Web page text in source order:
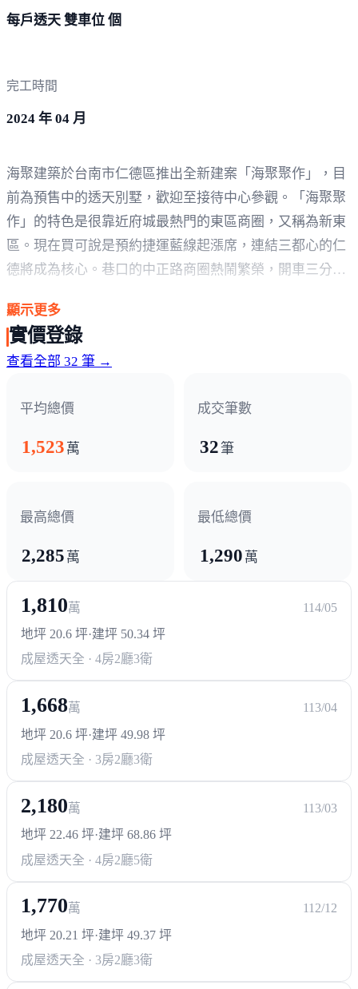
每戶透天 雙車位 個
完工時間
2024 年 04 月
海聚建築於台南市仁德區推出全新建案「海聚聚作」，目
前為預售中的透天別墅，歡迎至接待中心參觀。「海聚聚
作」的特色是很靠近府城最熱門的東區商圈，又稱為新東
區。現在買可說是預約捷運藍線起漲席，連結三都心的仁
德將成為核心。巷口的中正路商圈熱鬧繁榮，開車三分鐘
「海聚聚作」為預售中的透天別墅，全案共計18戶人家。
每戶建坪48～67坪、地坪20～27坪、面寬5.5～7.9米、房
數規劃為4～5房，樓高層、坐向為南北向、一樓可停雙
本廚具與LEICHT德國原裝廚具打造您優雅的家。精益求
精的房子，期望每個細節都力求完美，「海聚聚作」歡迎
顯示更多
實價登錄
查看全部 32 筆 →
平均總價
1,523 萬
成交筆數
32筆
最高總價
2,285 萬
最低總價
1,290 萬
1,810萬
114/05
地坪 20.6 坪·建坪 50.34 坪
成屋透天全 · 4房2廳3衛
1,668萬
113/04
地坪 20.6 坪·建坪 49.98 坪
成屋透天全 · 3房2廳3衛
2,180萬
113/03
地坪 22.46 坪·建坪 68.86 坪
成屋透天全 · 4房2廳5衛
1,770萬
112/12
地坪 20.21 坪·建坪 49.37 坪
成屋透天全 · 3房2廳3衛